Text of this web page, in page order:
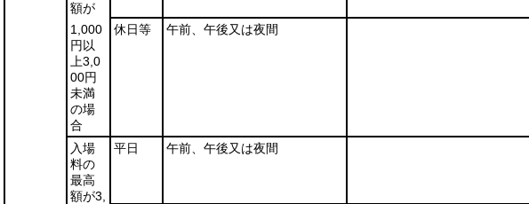
額が
1,000
円以
上3,0
00円
未満
の場
合
休日等 午前、午後又は夜間
入場
料の
最高
額が3,
平日 午前、午後又は夜間